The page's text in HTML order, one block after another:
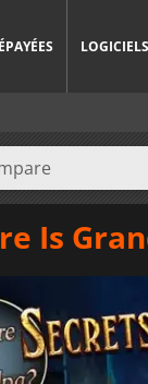
LOGICIELS
Is